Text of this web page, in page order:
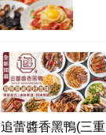
追蕾醬香黑鴨(三重